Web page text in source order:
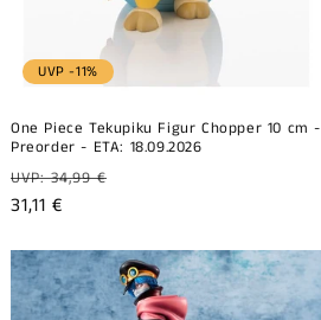
UVP -11%
One Piece Tekupiku Figur Chopper 10 cm -
Preorder - ETA: 18.09.2026
Prix
habituel
UVP: 34,99 €
Prix
31,11 €